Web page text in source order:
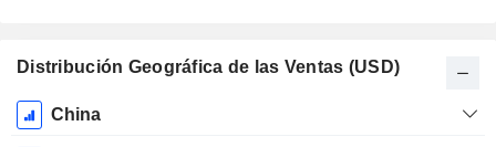
Distribución Geográfica de las Ventas (USD)
Período
fiscal:
China